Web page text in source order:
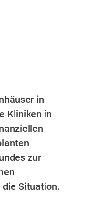
in
Kliniken in
zur
die Situation.